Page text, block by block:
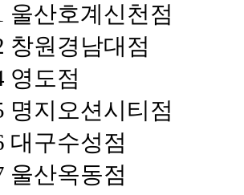
울산호계신천점
창원경남대점
영도점
명지오션시티점
대구수성점
울산옥동점